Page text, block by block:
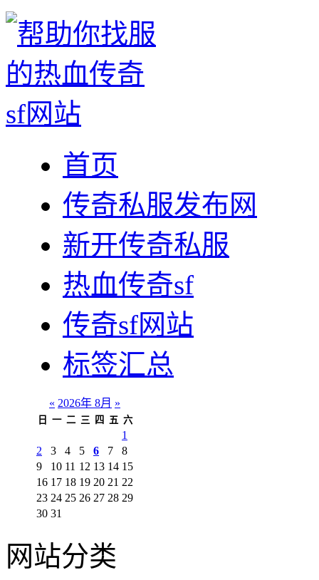
首页
传奇私服发布网
新开传奇私服
热血传奇sf
传奇sf网站
标签汇总
« 2026年 8月 »
日 一 二 三 四 五 六
1
2
3 4 5 6 7
8
9
10 11 12 13 14 15
16 17 18 19 20 21 22
23 24 25 26 27 28 29
30 31
网站分类